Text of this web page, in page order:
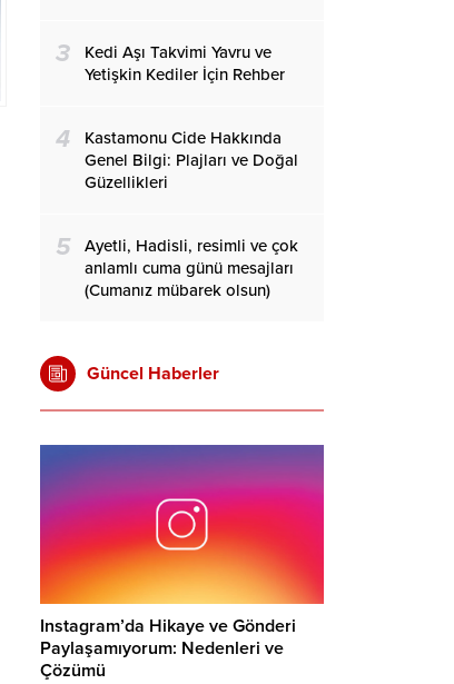
3
Kedi Aşı Takvimi Yavru ve
Yetişkin Kediler İçin Rehber
4
Kastamonu Cide Hakkında
Genel Bilgi: Plajları ve Doğal
Güzellikleri
5
Ayetli, Hadisli, resimli ve çok
anlamlı cuma günü mesajları
(Cumanız mübarek olsun)
Güncel Haberler
Instagram’da Hikaye ve Gönderi
Paylaşamıyorum: Nedenleri ve
Çözümü